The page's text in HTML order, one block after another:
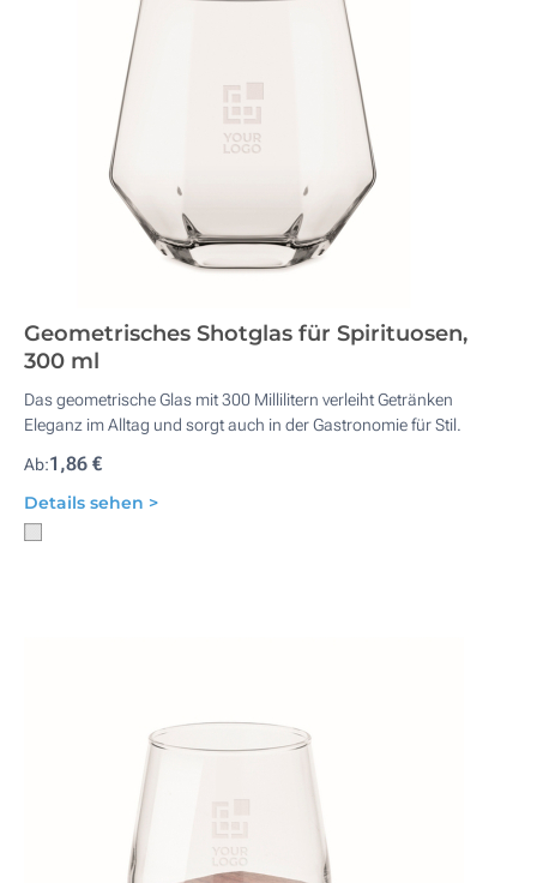
Geometrisches Shotglas für Spirituosen,
300 ml
Das geometrische Glas mit 300 Millilitern verleiht Getränken
Eleganz im Alltag und sorgt auch in der Gastronomie für Stil.
Ab:1,86 €
Details sehen >